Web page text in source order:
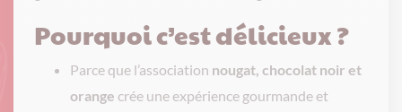
Pourquoi c’est délicieux ?
Parce que l’association nougat, chocolat noir et
orange crée une expérience gourmande et